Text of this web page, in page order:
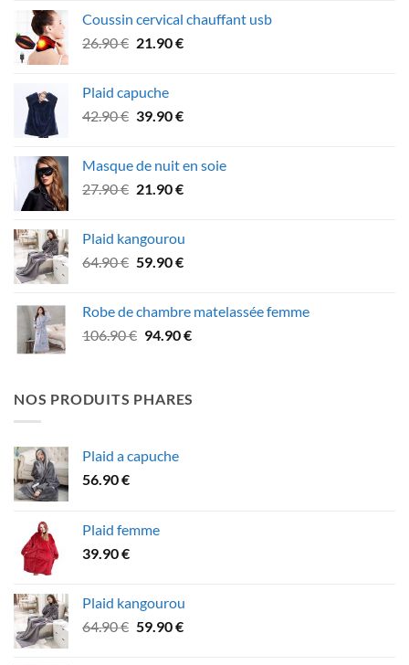
était :
34.90 €.
est :
29.90 €.
Coussin cervical chauffant usb
26.90€ Le
était :
26.90 €.
21.90€Le
21.90 €.
Plaid capuche
42.90€ Le
était :
42.90 €.
39.90€Le
est :
39.90 €.
Masque de nuit en soie
27.90€ Le
était :
27.90 €.
21.90€Le
est :
21.90 €.
Plaid kangourou
64.90€ Le
était :
64.90 €.
59.90€Le
est :
59.90 €.
Robe de chambre matelassée femme
106.90€ Le
était :
106.90 €.
94.90€Le
est :
94.90 €.
NOS PRODUITS PHARES
Plaid a capuche
56.90€
Plaid femme
39.90€
Plaid kangourou
64.90€ Le
59.90€Le